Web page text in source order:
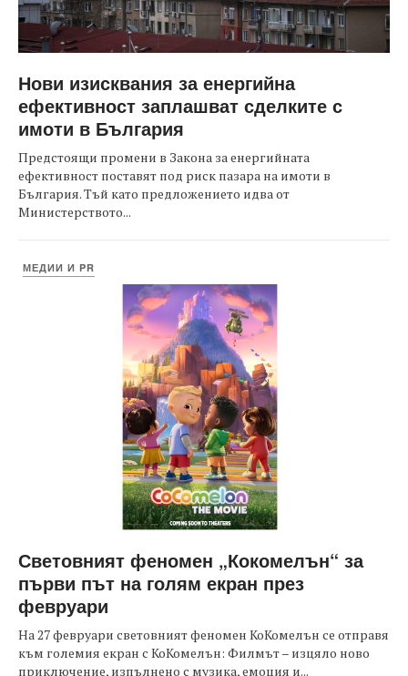
Нови изисквания за енергийна
ефективност заплашват сделките с
имоти в България
Предстоящи промени в Закона за енергийната
ефективност поставят под риск пазара на имоти в
България. Тъй като предложението идва от
Министерството...
МЕДИИ И PR
Световният феномен „Кокомелън“ за
първи път на голям екран през
февруари
На 27 февруари световният феномен КоКомелън се отправя
към големия екран с КоКомелън: Филмът – изцяло ново
приключение, изпълнено с музика, емоция и...